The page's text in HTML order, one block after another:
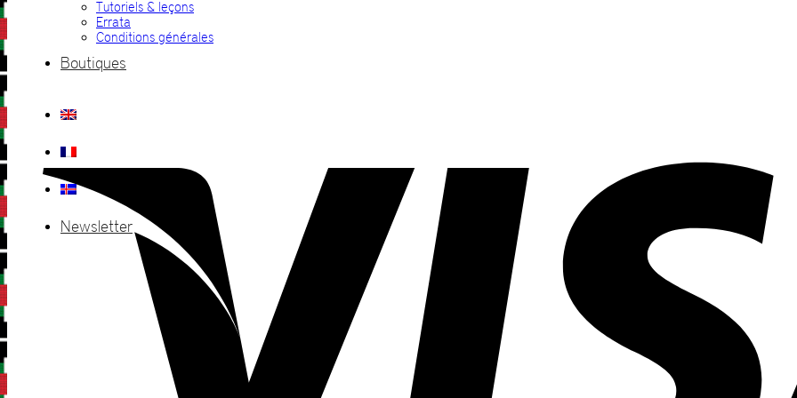
Tutoriels & leçons
Errata
Conditions générales
Boutiques
Newsletter